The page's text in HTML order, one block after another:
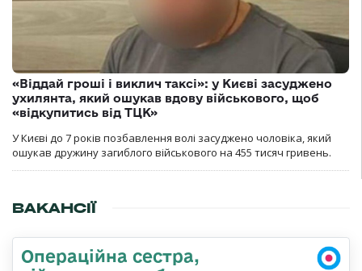
«Віддай гроші і виклич таксі»: у Києві засуджено
ухилянта, який ошукав вдову військового, щоб
«відкупитись від ТЦК»
У Києві до 7 років позбавлення волі засуджено чоловіка, який
ошукав дружину загиблого військового на 455 тисяч гривень.
ВАКАНСІЇ
Операційна сестра,